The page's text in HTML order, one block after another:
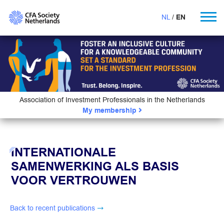
NL EN
Association of Investment Professionals in the Netherlands
My membership
INTERNATIONALE
SAMENWERKING ALS BASIS
VOOR VERTROUWEN
Back to recent publications